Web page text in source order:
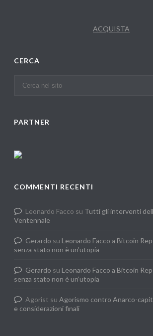
ACQUISTA
CERCA
PARTNER
COMMENTI RECENTI
Leonardo Facco su Tutti gli interventi
Ventennale
Gerardo su Leonardo Facco a Bitcoin
senza stato non è un’utopia
Gerardo su Leonardo Facco a Bitcoin
senza stato non è un’utopia
Agorist suAgorismo contro Anarco-
e considerazioni finali